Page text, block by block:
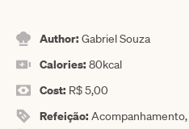
Author:Gabriel Souza
Calories:80kcal
Cost: R$ 5,00
Refeição: